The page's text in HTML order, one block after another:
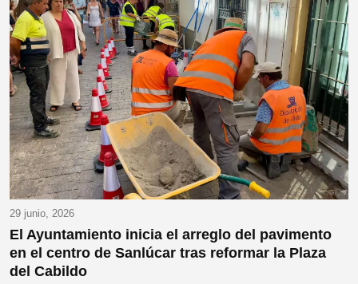
29 junio, 2026
El Ayuntamiento inicia el arreglo del pavimento
en el centro de Sanlúcar tras reformar la Plaza
del Cabildo